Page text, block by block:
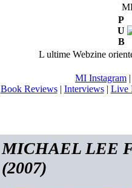
P
U
B
L ultime Webzine
MI Instagram
Book Reviews| Interviews| Live
MICHAEL LEE
(2007)